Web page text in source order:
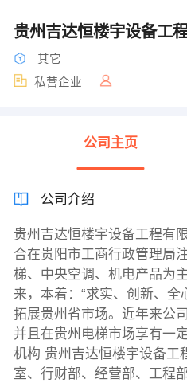
贵州吉达恒楼宇设备工
其它
私营企业
公司主页
公司介绍
贵州吉达恒楼宇设备工程有
合在贵阳市工商行政管理局
梯、中央空调、机电产品为
来，本着：“求实、创新、全
拓展贵州省市场。近年来公
并且在贵州电梯市场享有一
机构 贵州吉达恒楼宇设备工
室、行财部、经营部、工程